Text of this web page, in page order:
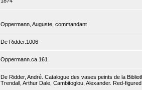
Oppermann, Auguste, commandant
De Ridder.1006
Oppermann.ca.161
De Ridder, André. Catalogue des vases peints de la
Trendall, Arthur Dale, Cambitoglou, Alexander. Red-